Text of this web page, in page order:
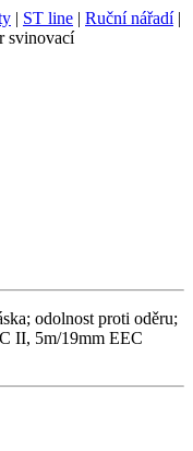
| ST line | Ruční nářadí|
svinovací
odolnost proti oděru;
II, 5m/19mm EEC